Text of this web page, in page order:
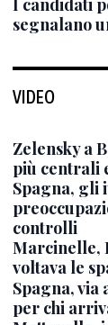
I candidati
segnalano
VIDEO
Zelensky a
più centrali
Spagna, gli
controlli
Marcinelle,
voltava le
Spagna,
per chi